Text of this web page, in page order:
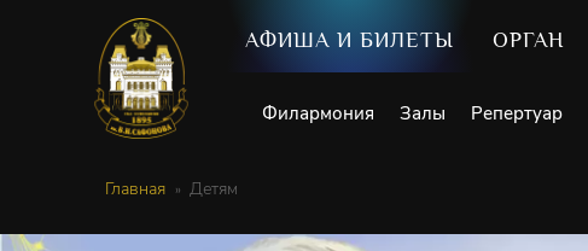
АФИША И БИЛЕТЫ ОРГАН
Филармония Залы Репертуар
Главная Детям